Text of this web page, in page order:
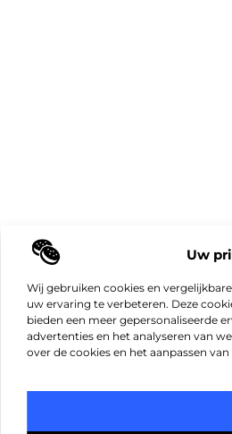
Uw
Wij gebruiken cookies en
uw ervaring te verbeteren. Deze
bieden een meer gepersonaliseerde
advertenties en het analyseren van
over de cookies en het aanpassen